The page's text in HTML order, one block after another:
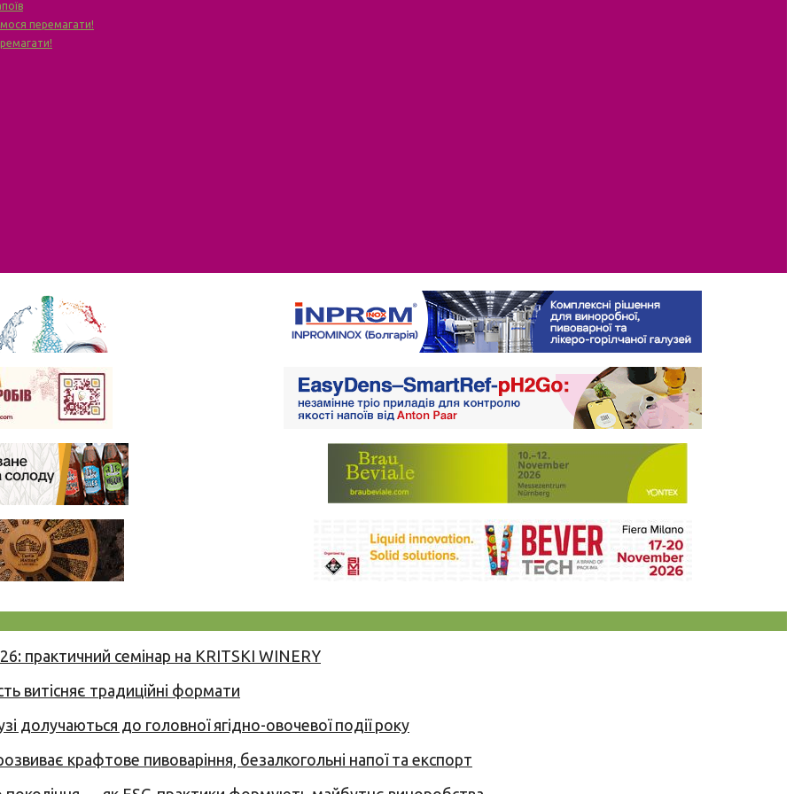
перемагати!
практичний семінар на KRITSKI WINERY
витісняє традиційні формати
долучаються до головної ягідно-овочевої події року
крафтове пивоваріння, безалкогольні напої та експорт